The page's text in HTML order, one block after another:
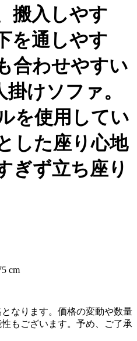
搬入しやす
を通しやす
合わせやすい
けソファ。
を使用してい
した座り心地
ぎず立ち座り
cm
なります。価格の変動や数量
もございます。予め、ご了承